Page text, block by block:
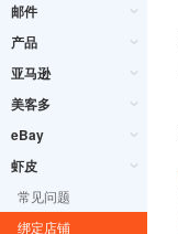
邮件
产品
亚马逊
美客多
eBay
虾皮
常见问题
绑定店铺